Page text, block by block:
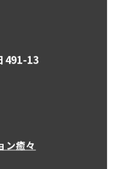
491-13
ン癒々